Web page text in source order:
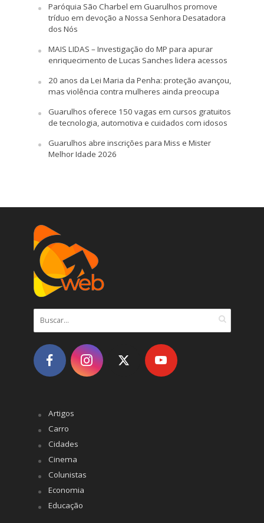
Paróquia São Charbel em Guarulhos promove
tríduo em devoção a Nossa Senhora Desatadora
dos Nós
MAIS LIDAS – Investigação do MP para apurar
enriquecimento de Lucas Sanches lidera acessos
20 anos da Lei Maria da Penha: proteção avançou,
mas violência contra mulheres ainda preocupa
Guarulhos oferece 150 vagas em cursos gratuitos
de tecnologia, automotiva e cuidados com idosos
Guarulhos abre inscrições para Miss e Mister
Melhor Idade 2026
Artigos
Carro
Cidades
Cinema
Colunistas
Economia
Educação